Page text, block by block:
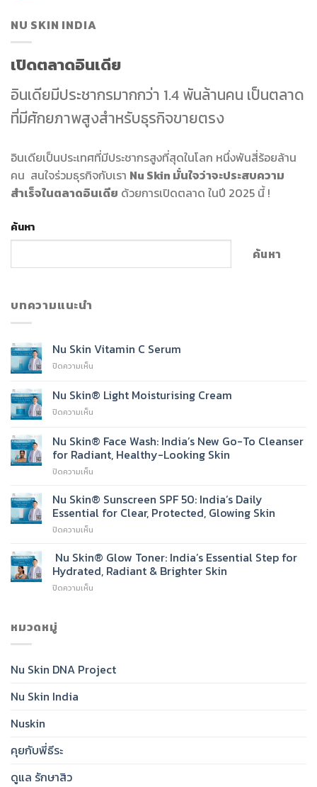
NU SKIN INDIA
เปิดตลาดอินเดีย
อินเดียมีประชากรมากกว่า 1.4 พันล้านคน เป็นตลาด
ที่มีศักยภาพสูงสำหรับธุรกิจขายตรง
อินเดียเป็นประเทศที่มีประชากรสูงที่สุดในโลก หนึ่งพันสี่ร้อยล้าน
คน สนใจร่วมธุรกิจกับเรา Nu Skin มั่นใจว่าจะประสบความ
สำเร็จในตลาดอินเดีย ด้วยการเปิดตลาด ในปี 2025 นี้ !
ค้นหา
ค้นหา
บทความแนะนำ
Nu Skin Vitamin C Serum
ปิดความเห็น
Skin
Vitamin
Nu Skin® Light Moisturising Cream
ปิดความเห็น
Skin®
Light
Moisturising
Nu Skin® Face Wash: India’s New Go-To Cleanser
for Radiant, Healthy-Looking Skin
ปิดความเห็น
Skin®
Face
Wash:
Go-
To
Cleanser
Nu Skin® Sunscreen SPF 50: India’s Daily
Essential for Clear, Protected, Glowing Skin
ปิดความเห็น
Skin®
Sunscreen
SPF
Glowing
Nu Skin® Glow Toner: India’s Essential Step for
Hydrated, Radiant & Brighter Skin
ปิดความเห็น
Step
หมวดหมู่
Nu Skin DNA Project
Nu Skin India
Nuskin
คุยกับพี่ธีระ
ดูแล รักษาสิว